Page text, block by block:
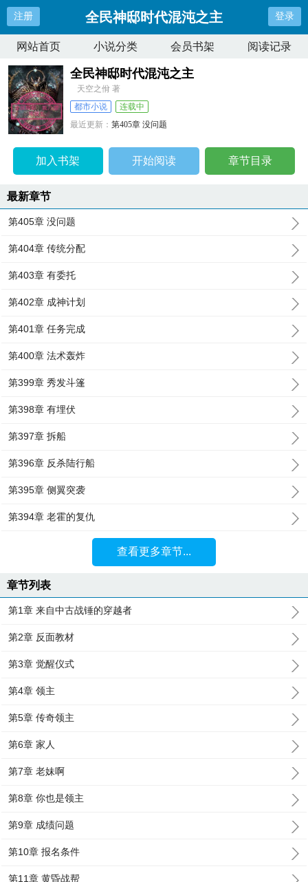
注册 全民神邸时代混沌之主 登录
网站首页 小说分类 会员书架 阅读记录
全民神邸时代混沌之主
天空之佾 著
都市小说
连载中
最近更新：第405章 没问题
加入书架 开始阅读 章节目录
最新章节
第405章 没问题
第404章 传统分配
第403章 有委托
第402章 成神计划
第401章 任务完成
第400章 法术轰炸
第399章 秀发斗篷
第398章 有埋伏
第397章 拆船
第396章 反杀陆行船
第395章 侧翼突袭
第394章 老霍的复仇
查看更多章节...
章节列表
第1章 来自中古战锤的穿越者
第2章 反面教材
第3章 觉醒仪式
第4章 领主
第5章 传奇领主
第6章 家人
第7章 老妹啊
第8章 你也是领主
第9章 成绩问题
第10章 报名条件
第11章 黄昏战帮